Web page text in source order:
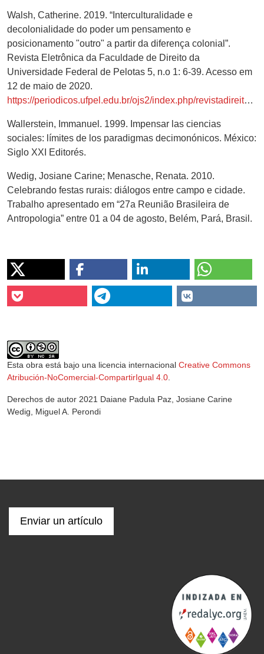
Walsh, Catherine. 2019. “Interculturalidade e
decolonialidade do poder um pensamento e
posicionamento "outro" a partir da diferença colonial”.
Revista Eletrônica da Faculdade de Direito da
Universidade Federal de Pelotas 5, n.o 1: 6-39. Acesso em
12 de maio de 2020.
https://periodicos.ufpel.edu.br/ojs2/index.php/revistadireito/article/view/15002
Wallerstein, Immanuel. 1999. Impensar las ciencias
sociales: límites de los paradigmas decimonónicos. México:
Siglo XXI Editorés.
Wedig, Josiane Carine; Menasche, Renata. 2010.
Celebrando festas rurais: diálogos entre campo e cidade.
Trabalho apresentado em “27a Reunião Brasileira de
Antropologia” entre 01 a 04 de agosto, Belém, Pará, Brasil.
Esta obra está bajo una licencia internacional Creative Commons
Atribución-NoComercial-CompartirIgual 4.0
Derechos de autor 2021 Daiane Padula Paz, Josiane Carine
Wedig, Miguel A. Perondi
Enviar un artículo